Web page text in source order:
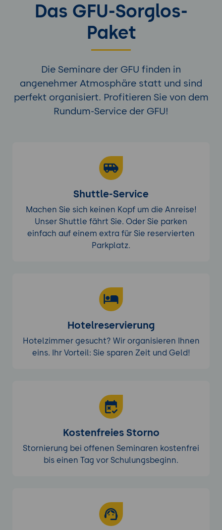
Das GFU-Sorglos-
Paket
Die Seminare der GFU finden in
angenehmer Atmosphäre statt und sind
perfekt organisiert. Profitieren Sie von dem
Rundum-Service der GFU!
Shuttle-Service
Machen Sie sich keinen Kopf um die Anreise!
Unser Shuttle fährt Sie. Oder Sie parken
einfach auf einem extra für Sie reservierten
Parkplatz.
Hotelreservierung
Hotelzimmer gesucht? Wir organisieren Ihnen
eins. Ihr Vorteil: Sie sparen Zeit und Geld!
Kostenfreies Storno
Stornierung bei offenen Seminaren kostenfrei
bis einen Tag vor Schulungsbeginn.